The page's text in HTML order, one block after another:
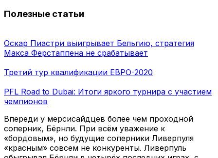
Полезные статьи
Оскар Пиастри выигрывает Бельгию, стратегия
Макса Ферстаппена не срабатывает
Третий тур квалификации ЕВРО-2020
PFL Road to Dubai: Итоги яркого турнира с участием
чемпионов
Впереди у мерсисайдцев более чем проходной
соперник, Бёрнли. При всём уважение к
«бордовым», но будущие соперники Ливерпуля
«красным» совсем не конкуренты. Ливерпуль